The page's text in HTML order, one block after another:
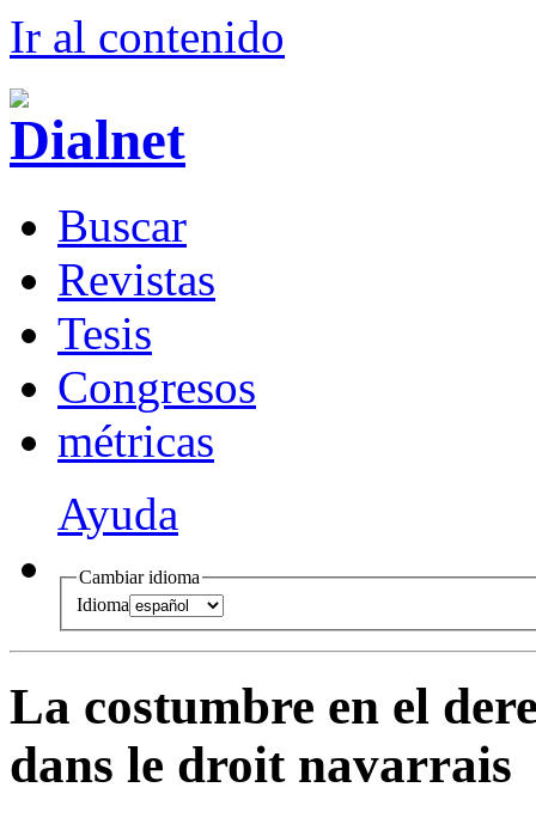
Ir al contenido
Buscar
Revistas
Tesis
Congresos
métricas
Ayuda
Cambiar idioma
Idioma
La costumbre en el
dans le droit navarrais